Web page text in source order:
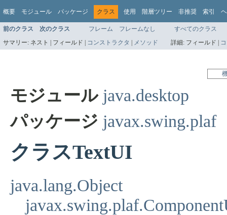
概要 モジュール パッケージ クラス 使用 階層ツリー 非推奨 索引
前のクラス 次のクラス フレーム フレームなし
すべてのクラス
サマリー: ネスト | フィールド | コンストラクタ | メソッド 詳細: フィールド |
モジュール java.desktop
パッケージ javax.swing.plaf
クラスTextUI
java.lang.Object